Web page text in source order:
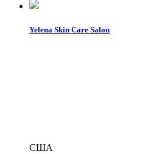
Yelena Skin Care Salon
США